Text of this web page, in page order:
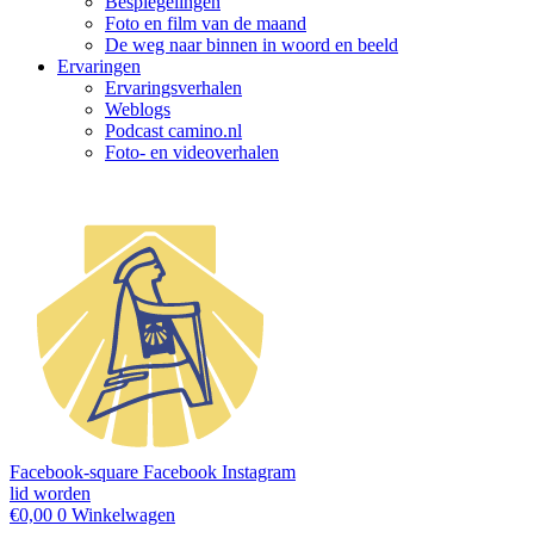
Foto en film van de maand
De weg naar binnen in woord en beeld
Ervaringen
Ervaringsverhalen
Weblogs
Podcast camino.nl
Foto- en videoverhalen
Facebook-square Facebook Instagram
lid worden
€0,00 0 Winkelwagen